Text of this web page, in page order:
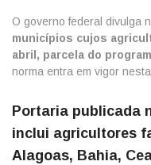
O governo federal divulga
municípios cujos
abril, parcela do
norma entra em vigor
Portaria publicada
inclui agricultores
Alagoas, Bahia,